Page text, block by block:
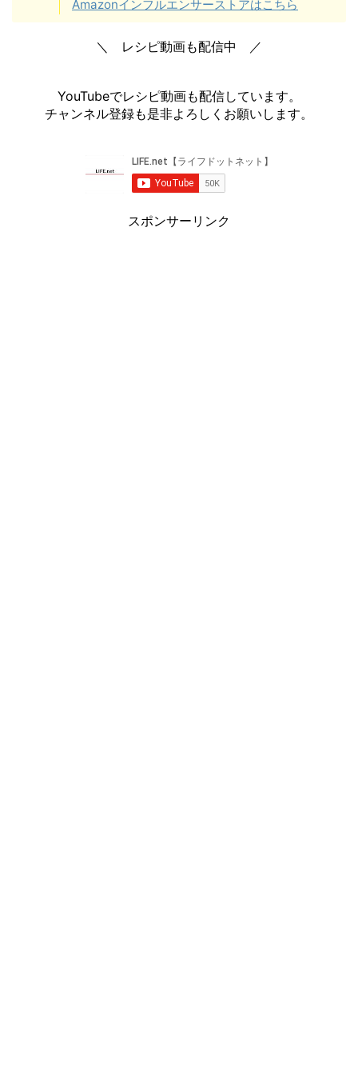
Amazonインフルエンサーストアはこちら
＼ レシピ動画も配信中 ／
YouTubeでレシピ動画も配信しています。
チャンネル登録も是非よろしくお願いします。
スポンサーリンク